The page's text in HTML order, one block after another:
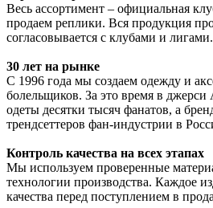
Весь ассортимент – официальная
продаем реплики. Вся продукция
согласовывается с клубами и лигами.
30 лет на рынке
С 1996 года мы создаем одежду и
болельщиков. За это время в
одеты десятки тысяч фанатов, а
трендсеттеров фан-индустрии в
Контроль качества на всех этапах
Мы используем проверенные
технологии производства. Каждое
качества перед поступлением в